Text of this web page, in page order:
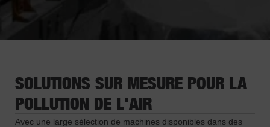
SOLUTIONS SUR MESURE POUR LA
POLLUTION DE L'AIR
Avec une large sélection de machines disponibles dans des